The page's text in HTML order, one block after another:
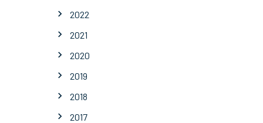
2022
2021
2020
2019
2018
2017